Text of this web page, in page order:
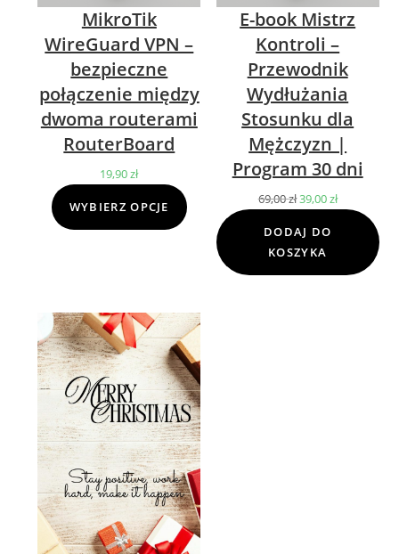
MikroTik
WireGuard VPN –
bezpieczne
połączenie między
dwoma routerami
RouterBoard
19,90zł
WYBIERZ OPCJE
E-book Mistrz
Kontroli –
Przewodnik
Wydłużania
Stosunku dla
Mężczyzn |
Program 30 dni
69,00złPierwotna
wynosiła:
39,00złAktualna
cena
wynosi:
39,00 zł.
DODAJ DO
KOSZYKA